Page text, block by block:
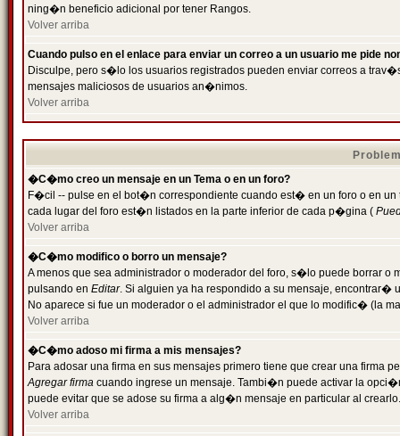
ning�n beneficio adicional por tener Rangos.
Volver arriba
Cuando pulso en el enlace para enviar un correo a un usuario me pide
Disculpe, pero s�lo los usuarios registrados pueden enviar correos a
mensajes maliciosos de usuarios an�nimos.
Volver arriba
�C�mo creo un mensaje en un Tema o en un foro?
F�cil -- pulse en el bot�n correspondiente cuando est� en un foro o en
cada lugar del foro est�n listados en la parte inferior de cada p�gina (
Volver arriba
�C�mo modifico o borro un mensaje?
A menos que sea administrador o moderador del foro, s�lo puede borrar o
pulsando en Editar. Si alguien ya ha respondido a su mensaje, encontrar�
No aparece si fue un moderador o el administrador el que lo modific� (la
Volver arriba
�C�mo adoso mi firma a mis mensajes?
Para adosar una firma en sus mensajes primero tiene que crear una firma
Agregar firma cuando ingrese un mensaje. Tambi�n puede activar la
puede evitar que se adose su firma a alg�n mensaje en particular al crearlo.
Volver arriba